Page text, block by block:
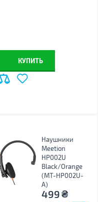
КУПИТЬ
Наушники
Meetion
HP002U
Black/Orange
(MT-HP002U-
A)
499₴